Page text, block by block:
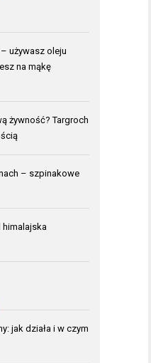
używasz oleju
na mąkę
żywność? Targroch
– szpinakowe
himalajska
jak działa i w czym